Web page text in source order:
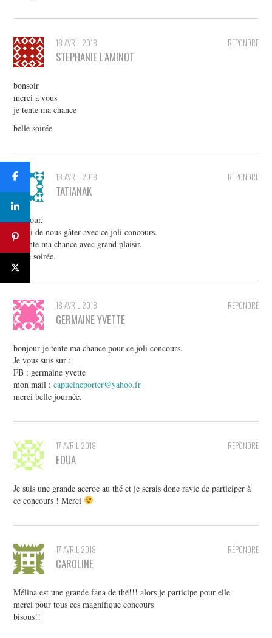
RÉPONDRE
18 AVRIL 2018
STEPHANIE L'AMINOT
bonsoir
merci a vous
je tente ma chance
belle soirée
RÉPONDRE
18 AVRIL 2018
TATIANAK
Bonjour,
merci de nous gâter avec ce joli concours.
Je tente ma chance avec grand plaisir.
Belle soirée.
RÉPONDRE
18 AVRIL 2018
GERMAINE YVETTE
bonjour je tente ma chance pour ce joli concours.
Je vous suis sur :
FB : germaine yvette
mon mail :capucineporter@yahoo.fr
merci belle journée.
RÉPONDRE
17 AVRIL 2018
EDUA
Je suis une grande accroc au thé et je serais donc ravie de participer à
ce concours ! Merci
RÉPONDRE
17 AVRIL 2018
CAROLINE
Mélina est une grande fana de thé!!! alors je participe pour elle
merci pour tous ces magnifique concours
bisous!!